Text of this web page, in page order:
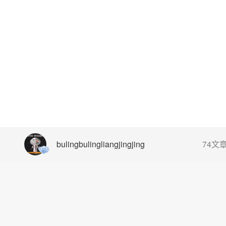
bulingbulingliangjingjing 74文